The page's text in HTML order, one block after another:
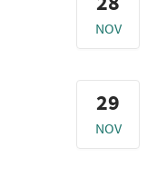
NOV
29
NOV